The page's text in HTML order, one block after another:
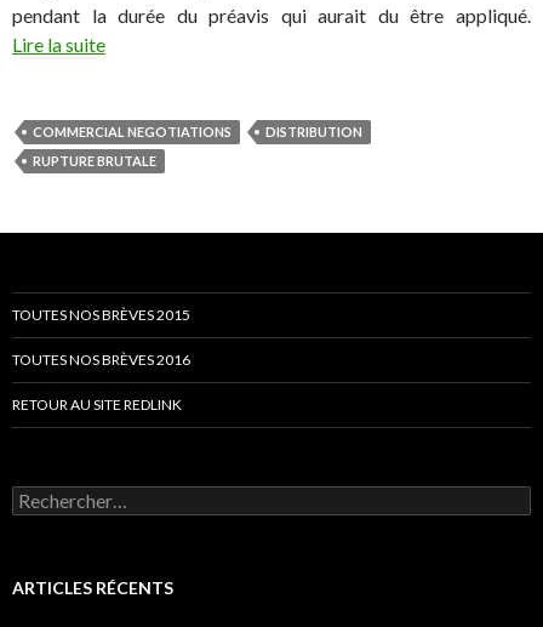
pendant la durée du préavis qui aurait du être appliqué.
Lire la suite
COMMERCIAL NEGOTIATIONS
DISTRIBUTION
RUPTURE BRUTALE
TOUTES NOS BRÈVES 2015
TOUTES NOS BRÈVES 2016
RETOUR AU SITE REDLINK
Rechercher :
ARTICLES RÉCENTS